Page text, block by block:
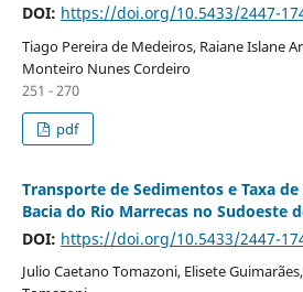
DOI: https://doi.org/10.5433/2447-
Tiago Pereira de Medeiros, Raiane Islane
Monteiro Nunes Cordeiro
251 - 270
pdf
Transporte de Sedimentos e Taxa
Bacia do Rio Marrecas no Sudoeste
DOI: https://doi.org/10.5433/2447-
Julio Caetano Tomazoni, Elisete